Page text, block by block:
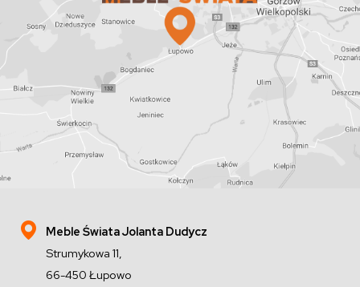
Meble Świata Jolanta Dudycz
Strumykowa 11,
66-450 Łupowo